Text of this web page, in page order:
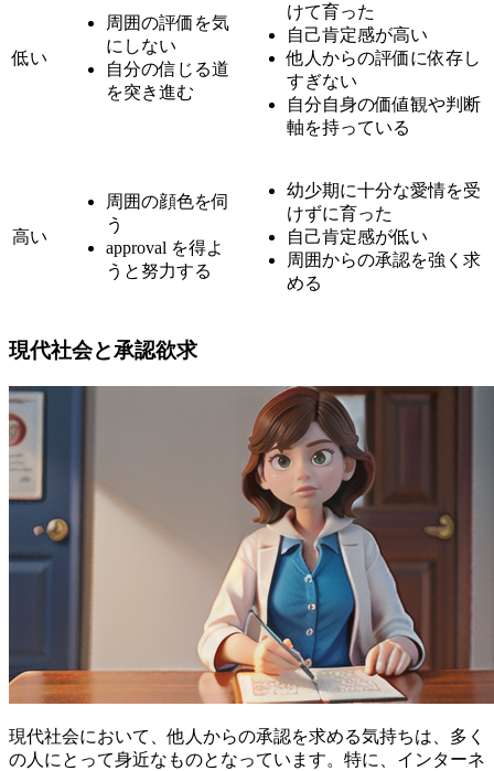
低い
周囲の評価を気
にしない
自分の信じる道
を突き進む
けて育った
自己肯定感が高い
他人からの評価に依存し
すぎない
自分自身の価値観や判断
軸を持っている
高い
周囲の顔色を伺
う
approval を得よ
うと努力する
幼少期に十分な愛情を受
けずに育った
自己肯定感が低い
周囲からの承認を強く求
める
現代社会と承認欲求
現代社会において、他人からの承認を求める気持ちは、多く
の人にとって身近なものとなっています。特に、インターネ